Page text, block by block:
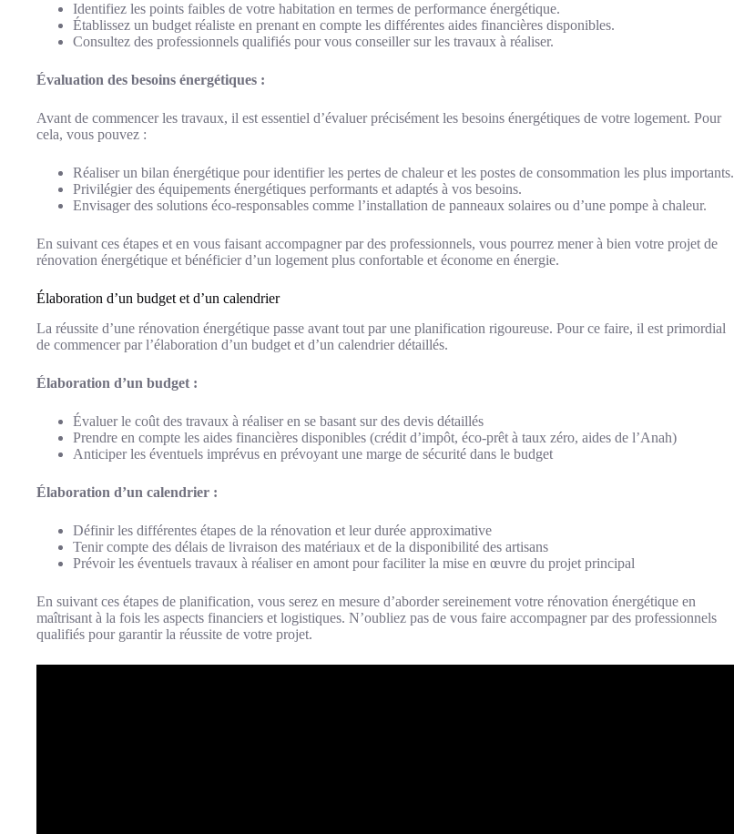
Identifiez les points faibles de votre habitation en termes de performance énergétique.
Établissez un budget réaliste en prenant en compte les différentes aides financières disponibles.
Consultez des professionnels qualifiés pour vous conseiller sur les travaux à réaliser.
Évaluation des besoins énergétiques :
Avant de commencer les travaux, il est essentiel d’évaluer précisément les besoins énergétiques de votre logement. Pour
cela, vous pouvez :
Réaliser un bilan énergétique pour identifier les pertes de chaleur et les postes de consommation les plus importants.
Privilégier des équipements énergétiques performants et adaptés à vos besoins.
Envisager des solutions éco-responsables comme l’installation de panneaux solaires ou d’une pompe à chaleur.
En suivant ces étapes et en vous faisant accompagner par des professionnels, vous pourrez mener à bien votre projet de
rénovation énergétique et bénéficier d’un logement plus confortable et économe en énergie.
Élaboration d’un budget et d’un calendrier
La réussite d’une rénovation énergétique passe avant tout par une planification rigoureuse. Pour ce faire, il est primordial
de commencer par l’élaboration d’un budget et d’un calendrier détaillés.
Élaboration d’un budget :
Évaluer le coût des travaux à réaliser en se basant sur des devis détaillés
Prendre en compte les aides financières disponibles (crédit d’impôt, éco-prêt à taux zéro, aides de l’Anah)
Anticiper les éventuels imprévus en prévoyant une marge de sécurité dans le budget
Élaboration d’un calendrier :
Définir les différentes étapes de la rénovation et leur durée approximative
Tenir compte des délais de livraison des matériaux et de la disponibilité des artisans
Prévoir les éventuels travaux à réaliser en amont pour faciliter la mise en œuvre du projet principal
En suivant ces étapes de planification, vous serez en mesure d’aborder sereinement votre rénovation énergétique en
maîtrisant à la fois les aspects financiers et logistiques. N’oubliez pas de vous faire accompagner par des professionnels
qualifiés pour garantir la réussite de votre projet.